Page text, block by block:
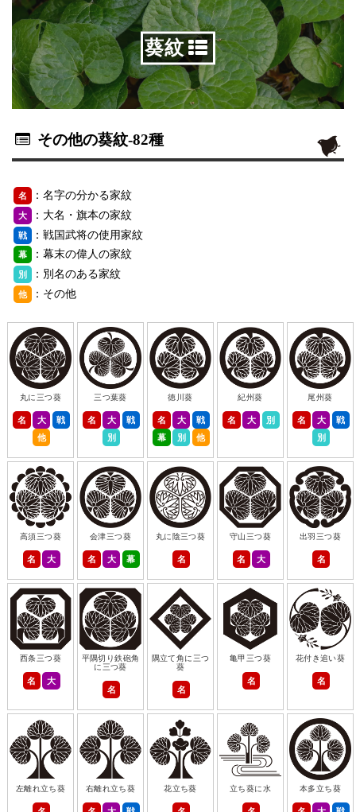
葵紋
その他の葵紋-82種
名 ：名字の分かる家紋
大 ：大名・旗本の家紋
戦 ：戦国武将の使用家紋
幕 ：幕末の偉人の家紋
別 ：別名のある家紋
他 ：その他
丸に三つ葵
名 大
戦
他
三つ葉葵
名 大
戦
別
徳川葵
名 大
戦
幕
別 他
紀州葵
名 大 別
尾州葵
名 大
戦
別
高須三つ葵
名 大
会津三つ葵
名 大 幕
丸に陰三つ葵
名
守山三つ葵
名 大
出羽三つ葵
名
西条三つ葵
名 大
平隅切り鉄砲角
に三つ葵
名
隅立て角に三つ
葵
名
亀甲三つ葵
名
花付き追い葵
名
左離れ立ち葵 右離れ立ち葵 花立ち葵 立ち葵に水 本多立ち葵